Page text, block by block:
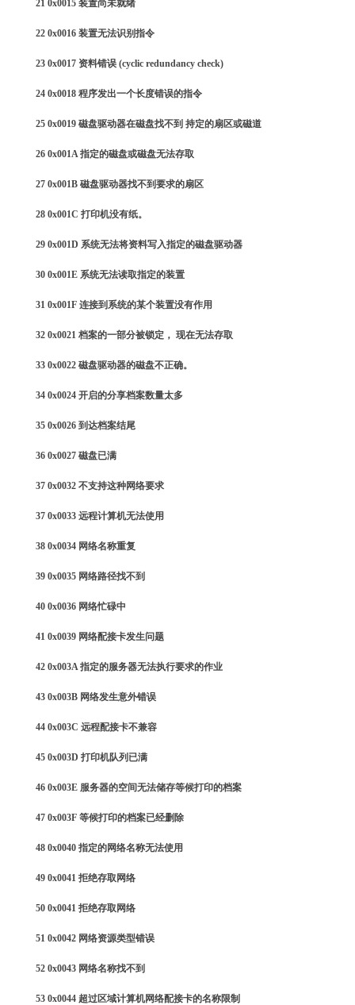
21 0x0015 装置尚未就绪
22 0x0016 装置无法识别指令
23 0x0017 资料错误 (cyclic redundancy check)
24 0x0018 程序发出一个长度错误的指令
25 0x0019 磁盘驱动器在磁盘找不到 持定的扇区或磁道
26 0x001A 指定的磁盘或磁盘无法存取
27 0x001B 磁盘驱动器找不到要求的扇区
28 0x001C 打印机没有纸。
29 0x001D 系统无法将资料写入指定的磁盘驱动器
30 0x001E 系统无法读取指定的装置
31 0x001F 连接到系统的某个装置没有作用
32 0x0021 档案的一部分被锁定， 现在无法存取
33 0x0022 磁盘驱动器的磁盘不正确。
34 0x0024 开启的分享档案数量太多
35 0x0026 到达档案结尾
36 0x0027 磁盘已满
37 0x0032 不支持这种网络要求
37 0x0033 远程计算机无法使用
38 0x0034 网络名称重复
39 0x0035 网络路径找不到
40 0x0036 网络忙碌中
41 0x0039 网络配接卡发生问题
42 0x003A 指定的服务器无法执行要求的作业
43 0x003B 网络发生意外错误
44 0x003C 远程配接卡不兼容
45 0x003D 打印机队列已满
46 0x003E 服务器的空间无法储存等候打印的档案
47 0x003F 等候打印的档案已经删除
48 0x0040 指定的网络名称无法使用
49 0x0041 拒绝存取网络
50 0x0041 拒绝存取网络
51 0x0042 网络资源类型错误
52 0x0043 网络名称找不到
53 0x0044 超过区域计算机网络配接卡的名称限制